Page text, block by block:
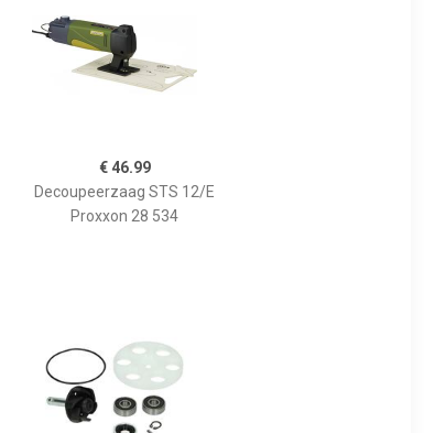
€ 46.99
Decoupeerzaag STS 12/E
Proxxon 28 534